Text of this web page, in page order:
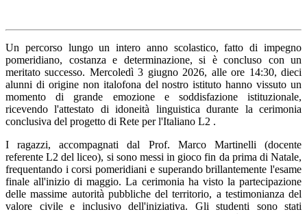
Un percorso lungo un intero anno scolastico, fatto di impegno
pomeridiano, costanza e determinazione, si è concluso con un
meritato successo. Mercoledì 3 giugno 2026, alle ore 14:30, dieci
alunni di origine non italofona del nostro istituto hanno vissuto un
momento di grande emozione e soddisfazione istituzionale,
ricevendo l'attestato di idoneità linguistica durante la cerimonia
conclusiva del progetto di Rete per l'Italiano L2 .
I ragazzi, accompagnati dal Prof. Marco Martinelli (docente
referente L2 del liceo), si sono messi in gioco fin da prima di Natale,
frequentando i corsi pomeridiani e superando brillantemente l'esame
finale all'inizio di maggio. La cerimonia ha visto la partecipazione
delle massime autorità pubbliche del territorio, a testimonianza del
valore civile e inclusivo dell'iniziativa. Gli studenti sono stati